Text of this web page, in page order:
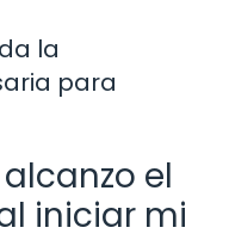
la
para
el
iniciar mi